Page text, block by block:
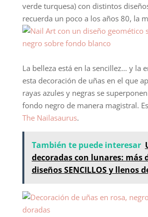
verde turquesa) con distintos
recuerda un poco a los años 80, la
La belleza está en la sencillez… y la
esta decoración de uñas en el que
rayas azules y negras se
fondo negro de manera magistral.
The Nailasaurus.
También te puede interesar
decoradas con lunares: más
diseños SENCILLOS y llenos